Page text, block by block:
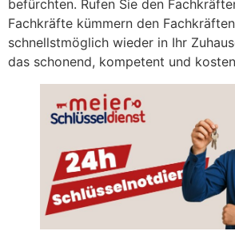
befürchten. Rufen Sie den
Fachkräfte kümmern den
schnellstmöglich wieder in Ihr
das schonend, kompetent und